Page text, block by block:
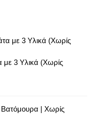
3 Υλικά (Χωρίς